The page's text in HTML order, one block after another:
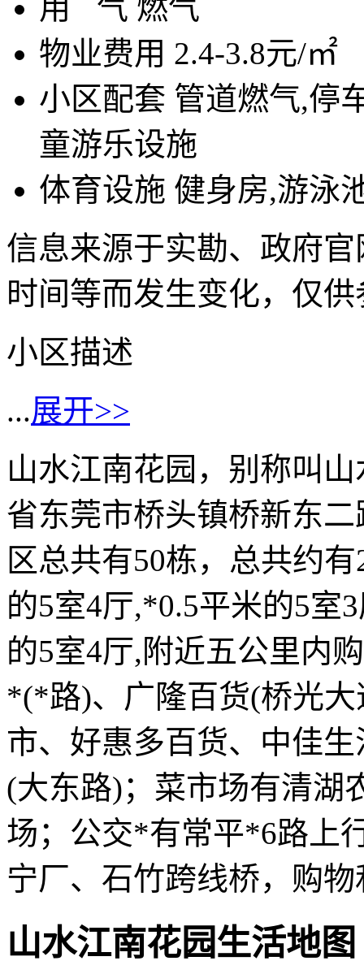
用 气 燃气
物业费用 2.4-3.8元/㎡
小区配套 管道燃气,停
童游乐设施
体育设施 健身房,游泳
信息来源于实勘、政府
时间等而发生变化，仅
小区描述
...展开>>
山水江南花园，别称叫
省东莞市桥头镇桥新东
区总共有50栋，总共约
的5室4厅,*0.5平米的5室
的5室4厅,附近五公里内
*(*路)、广隆百货(桥光
市、好惠多百货、中佳
(大东路)；菜市场有清湖
场；公交*有常平*6路上
宁厂、石竹跨线桥，购
山水江南花园生活地图